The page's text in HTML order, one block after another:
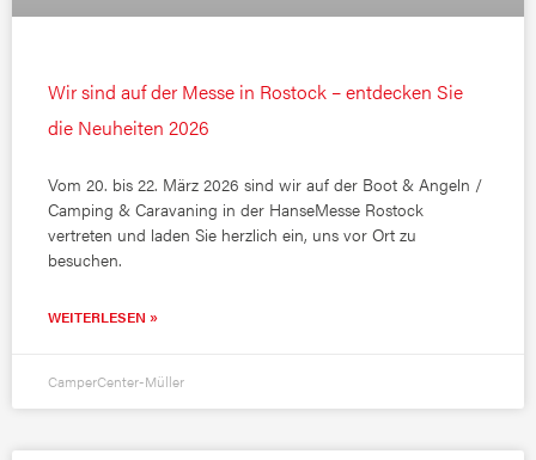
Wir sind auf der Messe in Rostock – entdecken Sie
die Neuheiten 2026
Vom 20. bis 22. März 2026 sind wir auf der Boot & Angeln /
Camping & Caravaning in der HanseMesse Rostock
vertreten und laden Sie herzlich ein, uns vor Ort zu
besuchen.
WEITERLESEN »
CamperCenter-Müller